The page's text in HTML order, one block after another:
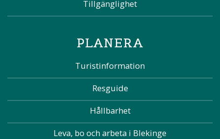
Tillgänglighet
PLANERA
Turistinformation
Resguide
Hållbarhet
Leva, bo och arbeta i Blekinge